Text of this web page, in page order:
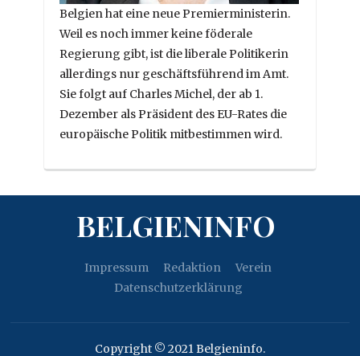
Belgien hat eine neue Premierministerin.
Weil es noch immer keine föderale
Regierung gibt, ist die liberale Politikerin
allerdings nur geschäftsführend im Amt.
Sie folgt auf Charles Michel, der ab 1.
Dezember als Präsident des EU-Rates die
europäische Politik mitbestimmen wird.
BELGIENINFO
Impressum Redaktion
Verein
Datenschutzerklärung
Copyright © 2021 Belgieninfo.